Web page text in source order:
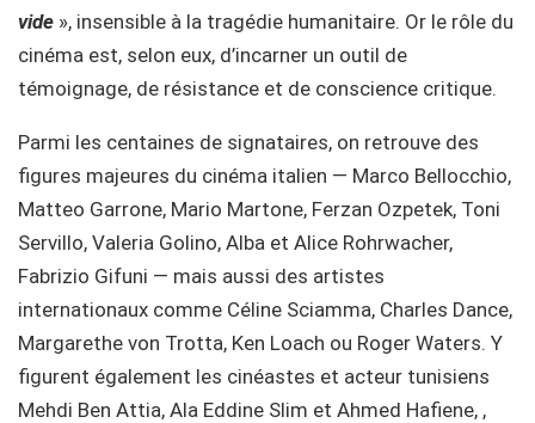
vide », insensible à la tragédie humanitaire. Or le rôle du
cinéma est, selon eux, d’incarner un outil de
témoignage, de résistance et de conscience critique.
Parmi les centaines de signataires, on retrouve des
figures majeures du cinéma italien — Marco Bellocchio,
Matteo Garrone, Mario Martone, Ferzan Ozpetek, Toni
Servillo, Valeria Golino, Alba et Alice Rohrwacher,
Fabrizio Gifuni — mais aussi des artistes
internationaux comme Céline Sciamma, Charles Dance,
Margarethe von Trotta, Ken Loach ou Roger Waters. Y
figurent également les cinéastes et acteur tunisiens
Mehdi Ben Attia, Ala Eddine Slim et Ahmed Hafiene, ,